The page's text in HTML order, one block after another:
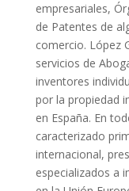
empresariales,
de Patentes de
comercio. López
servicios de
inventores
por la propiedad
en España. En
caracterizado
internacional,
especializados a